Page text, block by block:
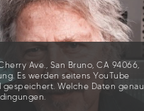
Ave., San Bruno, CA 94066,
Es werden seitens YouTube
Welche Daten genau